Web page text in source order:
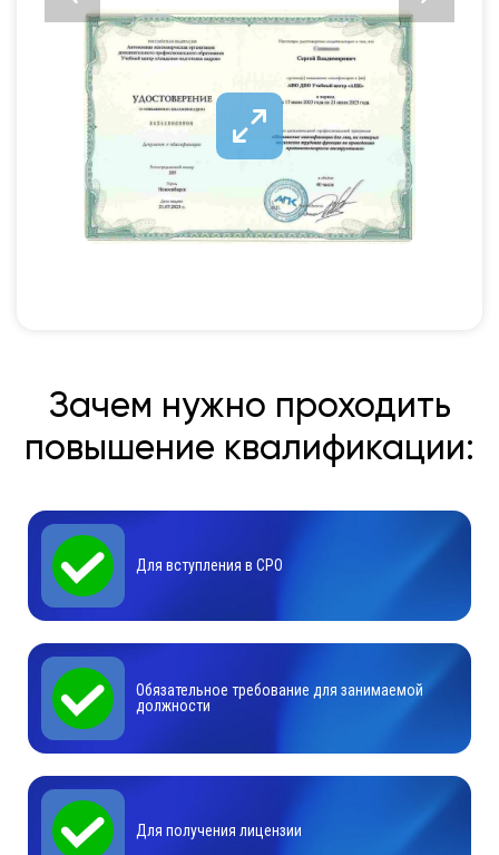
Зачем нужно проходить
повышение квалификации:
Для вступления в СРО
Обязательное требование для занимаемой
должности
Для получения лицензии